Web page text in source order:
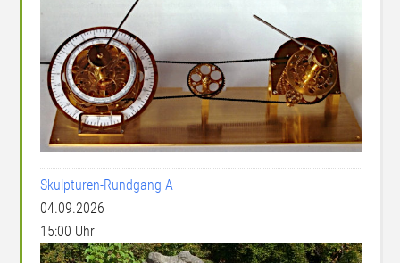
Skulpturen-Rundgang A
04.09.2026
15:00 Uhr